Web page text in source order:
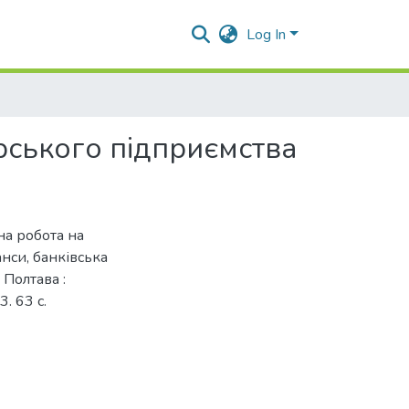
Log In
підприємства
робота на
банківська
:
63 с.